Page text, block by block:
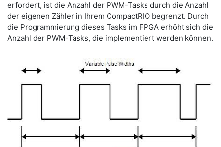
erfordert, ist die Anzahl der PWM-Tasks durch die Anzahl
der eigenen Zähler in Ihrem CompactRIO begrenzt. Durch
die Programmierung dieses Tasks im FPGA erhöht sich die
Anzahl der PWM-Tasks, die implementiert werden können.